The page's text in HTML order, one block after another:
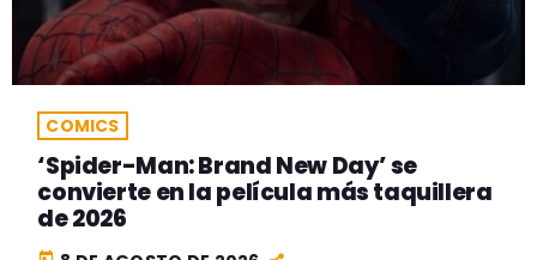
COMICS
‘Spider-Man: Brand New Day’ se
convierte en la película más taquillera
de 2026